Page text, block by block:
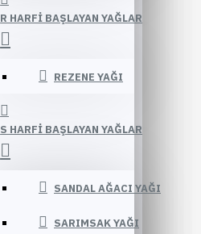
R HARFI BAŞLAYAN YAĞLAR
REZENE YAĞI
S HARFI BAŞLAYAN YAĞLAR
SANDAL AĞACI YAĞI
SARIMSAK YAĞI